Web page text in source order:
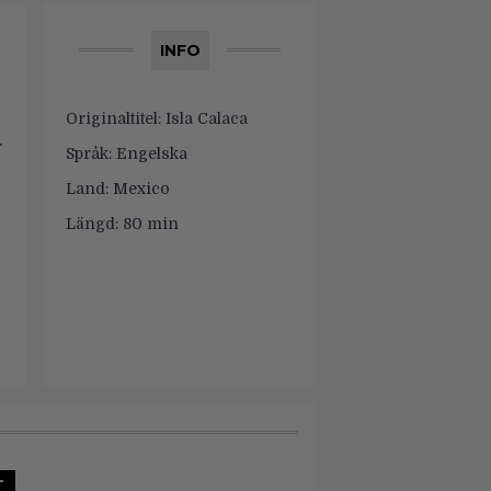
INFO
Originaltitel: Isla Calaca
Språk: Engelska
Land: Mexico
Längd: 80 min